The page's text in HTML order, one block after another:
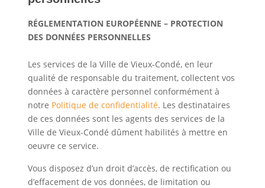
RÉGLEMENTATION EUROPÉENNE – PROTECTION
DES DONNÉES PERSONNELLES
Les services de la Ville de Vieux-Condé, en leur
qualité de responsable du traitement, collectent vos
données à caractère personnel conformément à
notre Politique de confidentialité. Les destinataires
de ces données sont les agents des services de la
Ville de Vieux-Condé dûment habilités à mettre en
oeuvre ce service.
Vous disposez d’un droit d’accès, de rectification ou
d’effacement de vos données, de limitation ou